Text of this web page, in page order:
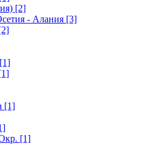
[2]
- Алания [3]
[1]
[1]